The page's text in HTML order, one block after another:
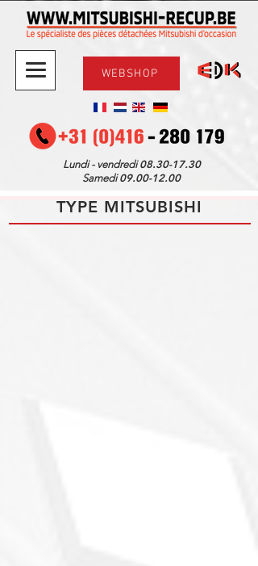
WEBSHOP
Lundi - vendredi08.30-17.30
Samedi09.00-12.00
TYPE MITSUBISHI